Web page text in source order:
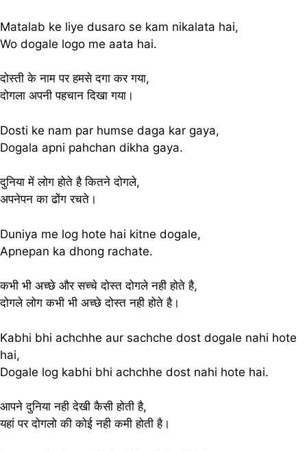
Matalab ke liye dusaro se kam nikalata hai,
Wo dogale logo me aata hai.
दोस्ती के नाम पर हमसे दगा कर गया,
दोगला अपनी पहचान दिखा गया।
Dosti ke nam par humse daga kar gaya,
Dogala apni pahchan dikha gaya.
दुनिया में लोग होते है कितने दोगले,
अपनेपन का ढोंग रचते।
Duniya me log hote hai kitne dogale,
Apnepan ka dhong rachate.
कभी भी अच्छे और सच्चे दोस्त दोगले नही होते है,
दोगले लोग कभी भी अच्छे दोस्त नही होते है।
Kabhi bhi achchhe aur sachche dost dogale nahi hote
hai,
Dogale log kabhi bhi achchhe dost nahi hote hai.
आपने दुनिया नही देखी कैसी होती है,
यहां पर दोगलो की कोई नही कमी होती है।